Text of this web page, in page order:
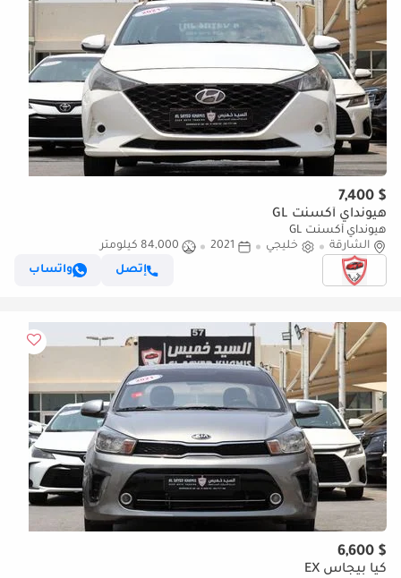
$ 7,400
هيونداي أكسنت GL
هيونداي أكسنت GL
الشارقة
خليجي 2021
84,000 كيلومتر
إتصل
واتساب
$ 6,600
كيا بيجاس EX